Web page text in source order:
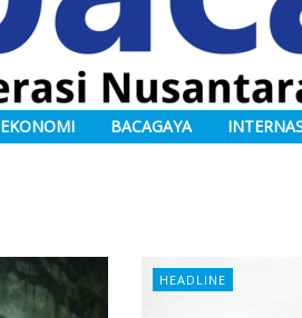
EKONOMI BACAGAYA
HEADLINE